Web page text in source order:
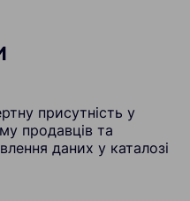
присутність у
продавців та
даних у каталозі